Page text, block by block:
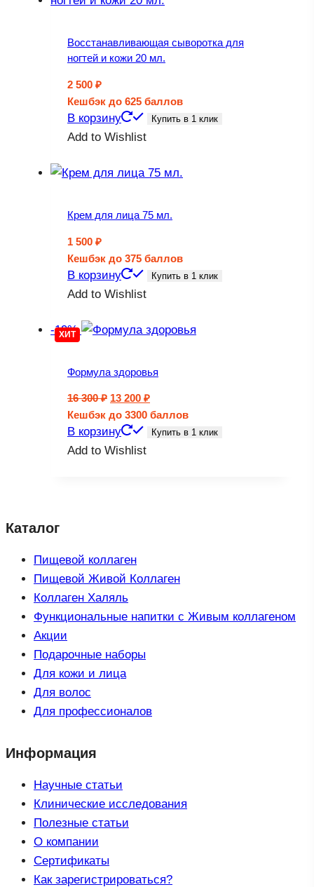
Восстанавливающая сыворотка для
ногтей и кожи 20 мл.
2 500 ₽
Кешбэк до 625 баллов
В корзину Купить в 1 клик
Add to Wishlist
Крем для лица 75 мл.
1 500 ₽
Кешбэк до 375 баллов
В корзину Купить в 1 клик
Add to Wishlist
-19%
ХИТ
Формула здоровья
16 300₽ Первоначальная
цена
составляла
16
300 ₽.
13 200 ₽Текущая
цена:
200 ₽.
Кешбэк до 3300 баллов
В корзину Купить в 1 клик
Add to Wishlist
Каталог
Пищевой коллаген
Пищевой Живой Коллаген
Коллаген Халяль
Функциональные напитки с Живым коллагеном
Акции
Подарочные наборы
Для кожи и лица
Для волос
Для профессионалов
Информация
Научные статьи
Клинические исследования
Полезные статьи
О компании
Сертификаты
Как зарегистрироваться?